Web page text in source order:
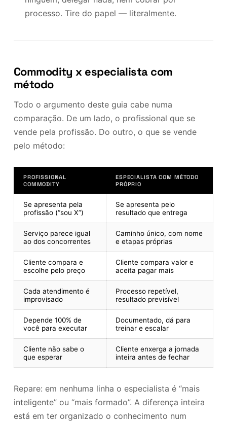
processo. Tire do papel — literalmente.
Commodity x especialista com
método
Todo o argumento deste guia cabe numa
comparação. De um lado, o profissional que se
vende pela profissão. Do outro, o que se vende
pelo método:
PROFISSIONAL
COMMODITY
ESPECIALISTA COM MÉTODO
PRÓPRIO
Se apresenta pela
profissão (“sou X”)
Se apresenta pelo
resultado que entrega
Serviço parece igual
ao dos concorrentes
Caminho único, com nome
e etapas próprias
Cliente compara e
escolhe pelo preço
Cliente compara valor e
aceita pagar mais
Cada atendimento é
improvisado
Processo repetível,
resultado previsível
Depende 100% de
você para executar
Documentado, dá para
treinar e escalar
Cliente não sabe o
que esperar
Cliente enxerga a jornada
inteira antes de fechar
Repare: em nenhuma linha o especialista é “mais
inteligente” ou “mais formado”. A diferença inteira
está em ter organizado o conhecimento num